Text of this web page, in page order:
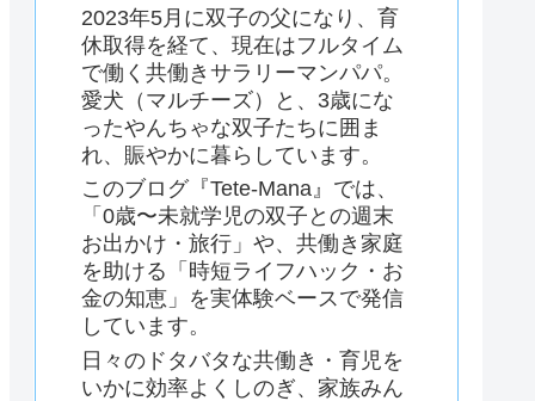
2023年5月に双子の父になり、育
休取得を経て、現在はフルタイム
で働く共働きサラリーマンパパ。
愛犬（マルチーズ）と、3歳にな
ったやんちゃな双子たちに囲ま
れ、賑やかに暮らしています。
このブログ『Tete-Mana』では、
「0歳〜未就学児の双子との週末
お出かけ・旅行」や、共働き家庭
を助ける「時短ライフハック・お
金の知恵」を実体験ベースで発信
しています。
日々のドタバタな共働き・育児を
いかに効率よくしのぎ、家族みん